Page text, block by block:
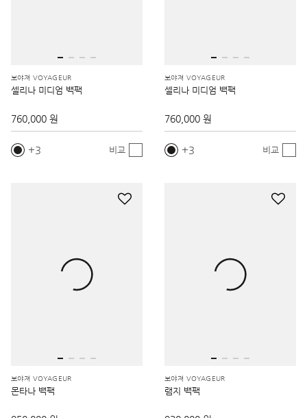
보야져 VOYAGEUR
셀리나 미디엄 백팩
760,000 원
3 비교
보야져 VOYAGEUR
셀리나 미디엄 백팩
760,000 원
3 비교
보야져 VOYAGEUR
몬타나 백팩
보야져 VOYAGEUR
램지 백팩